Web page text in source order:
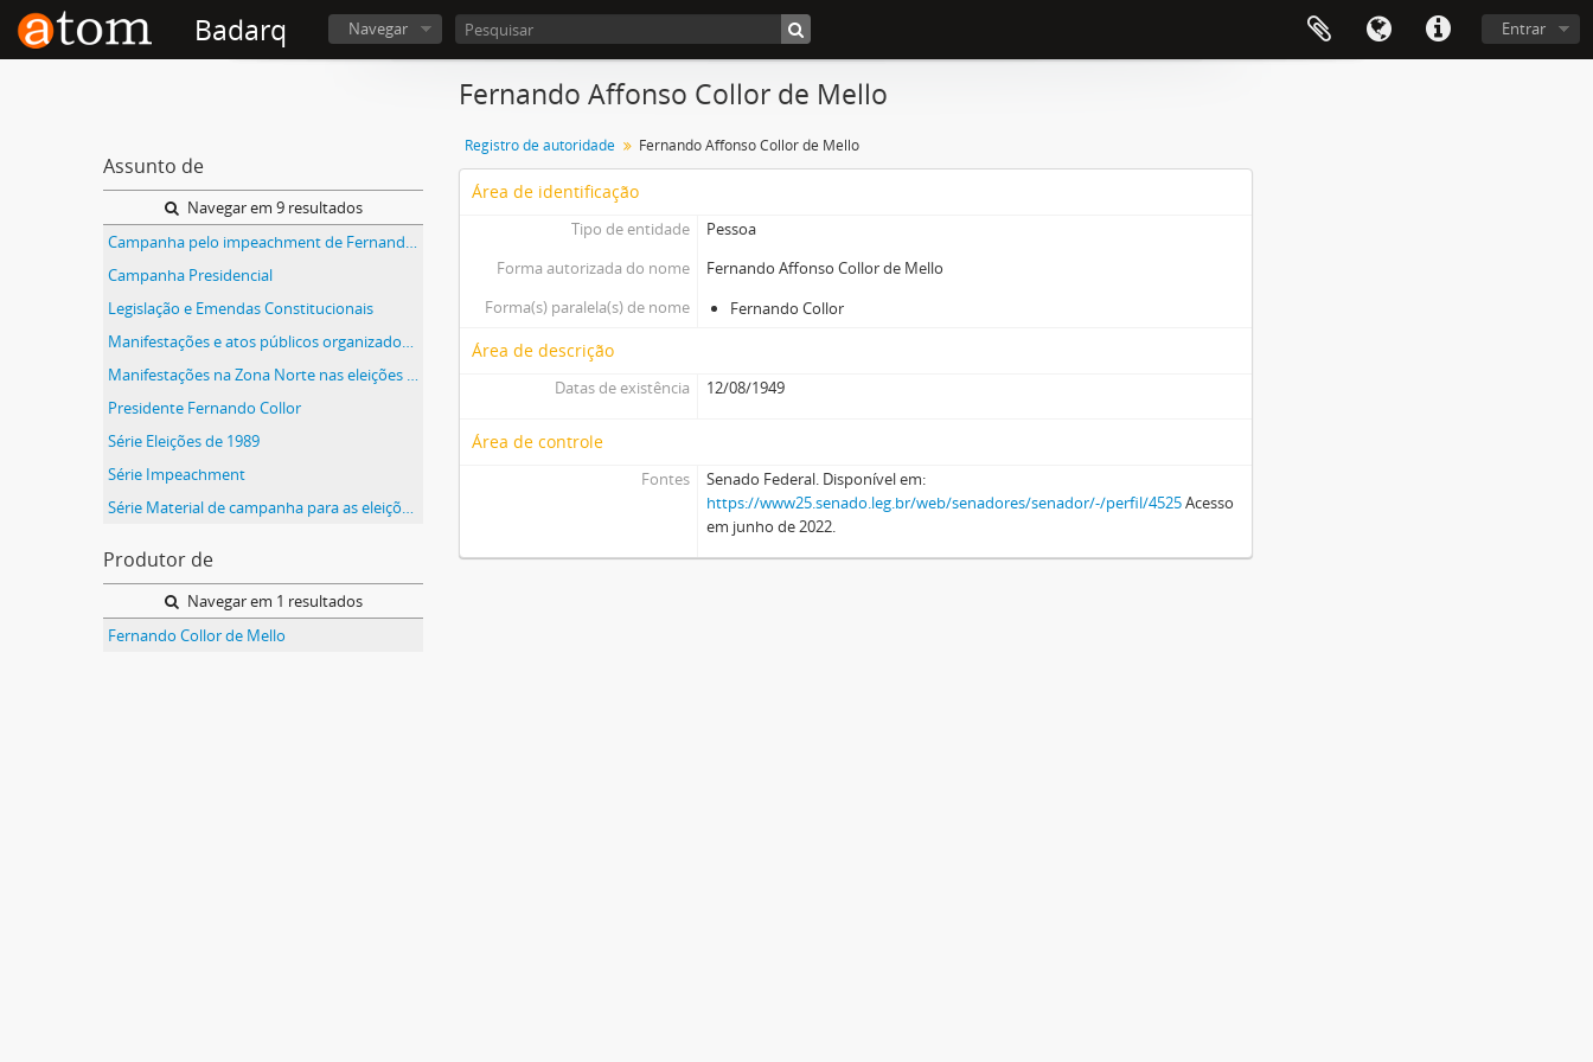
Badarq Navegar Entrar
Assunto de
Navegar em 9 resultados
Campanha pelo impeachment de Fernando Collor de Mello
Campanha Presidencial
Legislação e Emendas Constitucionais
Manifestações e atos públicos organizados e/ou com participação pelo SINTRASEF
Manifestações na Zona Norte nas eleições de 1989
Presidente Fernando Collor
Série Eleições de 1989
Série Impeachment
Série Material de campanha para as eleições de 1989
Produtor de
Navegar em 1 resultados
Fernando Collor de Mello
Fernando Affonso Collor de Mello
Registro de autoridade Fernando Affonso Collor de Mello
Área de identificação
Tipo de entidade
Pessoa
Forma autorizada do nome
Fernando Affonso Collor de Mello
Forma(s) paralela(s) de nome
Fernando Collor
Área de descrição
Datas de existência 12/08/1949
Área de controle
Fontes
Senado Federal. Disponível em:
https://www25.senado.leg.br/web/senadores/senador/-/perfil/4525Acesso
em junho de 2022.